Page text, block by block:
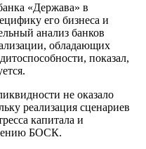
«Держава» в
его бизнеса и
анализ банков
обладающих
показал,
не оказало
реализация сценариев
капитала и
БОСК.